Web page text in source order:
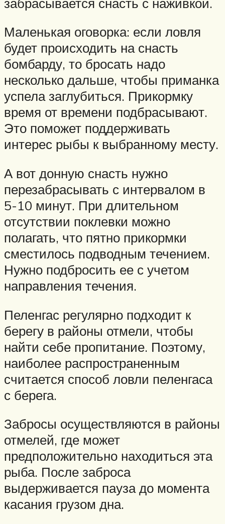
Маленькая оговорка: если ловля
будет происходить на снасть
бомбарду, то бросать надо
несколько дальше, чтобы приманка
успела заглубиться. Прикормку
время от времени подбрасывают.
Это поможет поддерживать
интерес рыбы к выбранному месту.
А вот донную снасть нужно
перезабрасывать с интервалом в
5-10 минут. При длительном
отсутствии поклевки можно
полагать, что пятно прикормки
сместилось подводным течением.
Нужно подбросить ее с учетом
направления течения.
Пеленгас регулярно подходит к
берегу в районы отмели, чтобы
найти себе пропитание. Поэтому,
наиболее распространенным
считается способ ловли пеленгаса
с берега.
Забросы осуществляются в районы
отмелей, где может
предположительно находиться эта
рыба. После заброса
выдерживается пауза до момента
касания грузом дна.